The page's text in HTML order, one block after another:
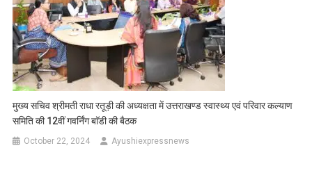
मुख्य सचिव श्रीमती राधा रतूड़ी की अध्यक्षता में उत्तराखण्ड स्वास्थ्य एवं परिवार कल्याण
समिति की 12वीं गवर्निंग बाॅडी की बैठक
October 22, 2024 Ayushiexpressnews